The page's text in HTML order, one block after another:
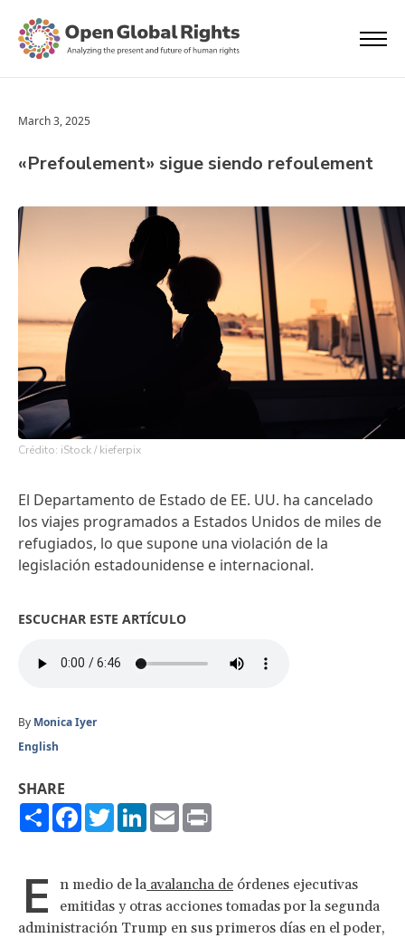
March 3, 2025
«Prefoulement» sigue siendo refoulement
Crédito: iStock / kieferpix
El Departamento de Estado de EE. UU. ha cancelado
los viajes programados a Estados Unidos de miles de
refugiados, lo que supone una violación de la
legislación estadounidense e internacional.
ESCUCHAR ESTE ARTÍCULO
By Monica Iyer
English
SHARE
ShareFacebook
TwitterLinkedIn
Email
E n medio de la avalancha de órdenes ejecutivas
emitidas y otras acciones tomadas por la segunda
administración Trump en sus primeros días en el poder,